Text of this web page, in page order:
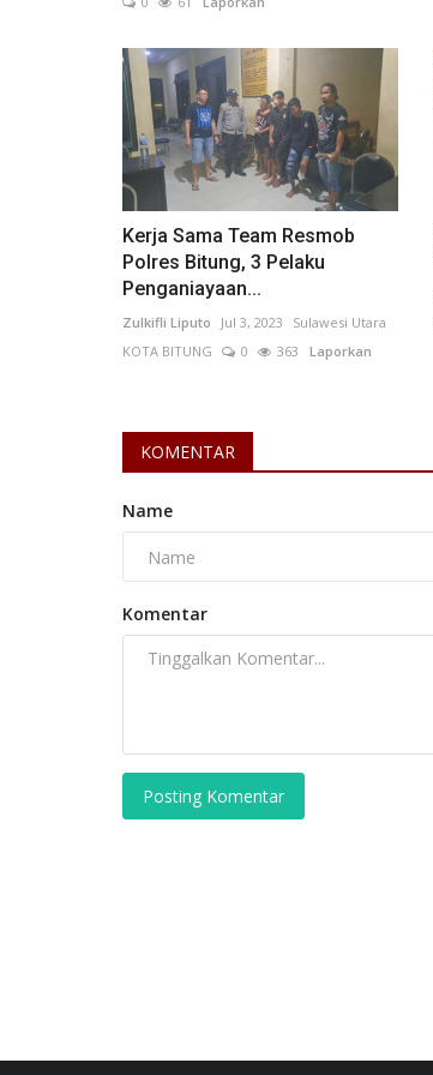
Kerja Sama Team Resmob
Polres Bitung, 3 Pelaku
Penganiayaan...
Zulkifli Liputo Jul 3, 2023
Sulawesi Utara
KOTA BITUNG
0 363 Laporkan
KOMENTAR
Name
Komentar
Posting Komentar
Kalimantan Timur
zainal_ wahyudi